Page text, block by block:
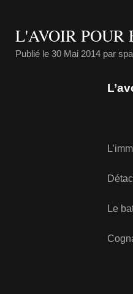
L'AVOIR POUR
Publié le 30 Mai 2014 par
Le